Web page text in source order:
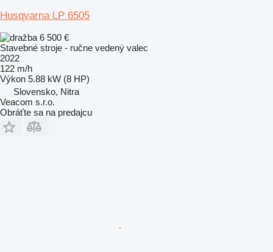
Husqvarna LP 6505
6 500 €
Stavebné stroje - ručne vedený valec
2022
122 m/h
Výkon 5.88 kW (8 HP)
Slovensko, Nitra
Veacom s.r.o.
Obráťte sa na predajcu